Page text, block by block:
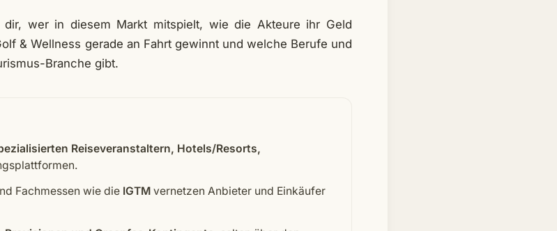
wer in diesem Markt mitspielt, wie die Akteure ihr Geld
& Wellness gerade an Fahrt gewinnt und welche Berufe und
Branche gibt.
Reiseveranstaltern, Hotels/Resorts,
Fachmessen wie die IGTMvernetzen Anbieter und Einkäufer